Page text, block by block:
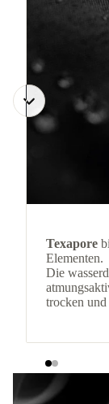
Texapore
Elementen.
Die
trocken